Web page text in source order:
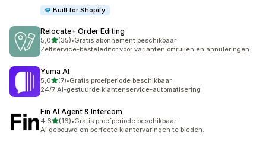
Built for Shopify
Relocate+ Order Editing
5,0van 5 sterren
(35)
35 recensies in totaal
•Gratis abonnement beschikbaar
Zelfservice-besteleditor voor varianten omruilen en annuleringen
Yuma AI
5,0van 5 sterren
(7)
7 recensies in totaal
•Gratis proefperiode beschikbaar
24/7 AI-gestuurde klantenservice-automatisering
Fin AI Agent & Intercom
4,6van 5 sterren
(16)
16 recensies in totaal
•Gratis proefperiode beschikbaar
AI gebouwd om perfecte klantervaringen te bieden.